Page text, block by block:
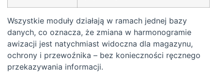
Wszystkie moduły działają w ramach jednej bazy
danych, co oznacza, że zmiana w harmonogramie
awizacji jest natychmiast widoczna dla magazynu,
ochrony i przewoźnika – bez konieczności ręcznego
przekazywania informacji.